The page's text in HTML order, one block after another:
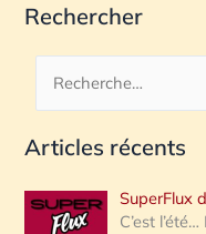
Rechercher
c
e
Articles récents
SuperFlux
C’est